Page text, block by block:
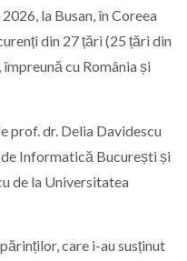
la Busan, în Coreea
din 27 țări (25 țări din
cu România și
prof. dr. Delia Davidescu
Informatică București și
de la Universitatea
care i-au susținut